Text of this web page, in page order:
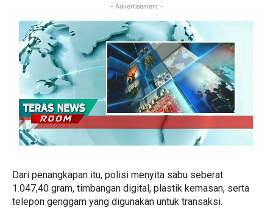
- Advertisement -
Dari penangkapan itu, polisi menyita sabu seberat
1.047,40 gram, timbangan digital, plastik kemasan, serta
telepon genggam yang digunakan untuk transaksi.